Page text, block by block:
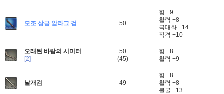
모조 상급 알라그 검 50
힘 +9
활력 +8
극대화 +14
직격 +10
오래된 바람의 시미터
[2]
50
(45)
힘 +8
활력 +9
날개검 49
힘 +8
활력 +8
불굴 +13